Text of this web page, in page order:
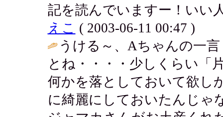
記を読んでいますー！いい
えこ ( 2003-06-11 00:47 )
うける～、Aちゃんの一
とね・・・・少しくらい「
何かを落としておいて欲し
に綺麗にしておいたんじゃ